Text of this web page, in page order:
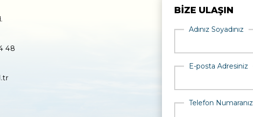
48
BİZE ULAŞIN
Adınız Soyadınız
E-posta Adresiniz
Telefon Numaranız